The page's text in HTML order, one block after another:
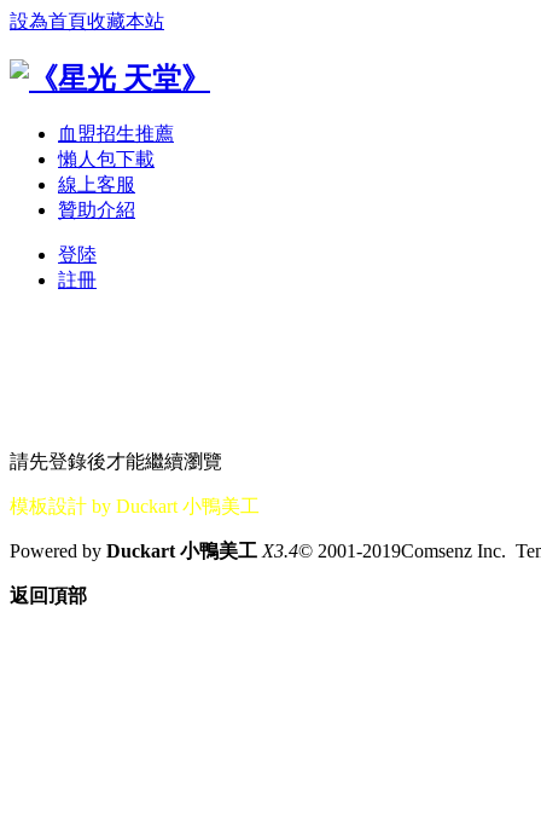
設為首頁收藏本站
血盟招生推薦
懶人包下載
線上客服
贊助介紹
登陸
註冊
請先登錄後才能繼續瀏覽
模板設計 by Duckart 小鴨美工
Powered by Duckart 小鴨美工 X3.4© 2001-2019Comsenz Inc.
返回頂部